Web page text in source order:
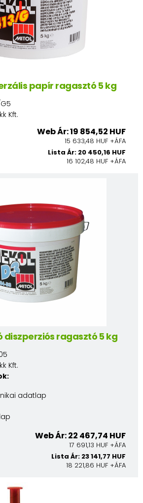
papír ragasztó 5 kg
G5
Kft.
Web Ár: 19 854,52 HUF
15 633,48 HUF +ÁFA
Lista Ár: 20 450,16 HUF
16 102,48 HUF +ÁFA
diszperziós ragasztó 5 kg
Kft.
adatlap
Web Ár: 22 467,74 HUF
17 691,13 HUF +ÁFA
Lista Ár: 23 141,77 HUF
18 221,86 HUF +ÁFA